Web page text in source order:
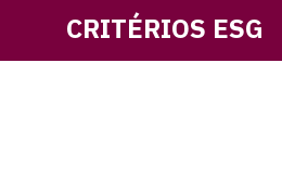
CRITÉRIOS ESG